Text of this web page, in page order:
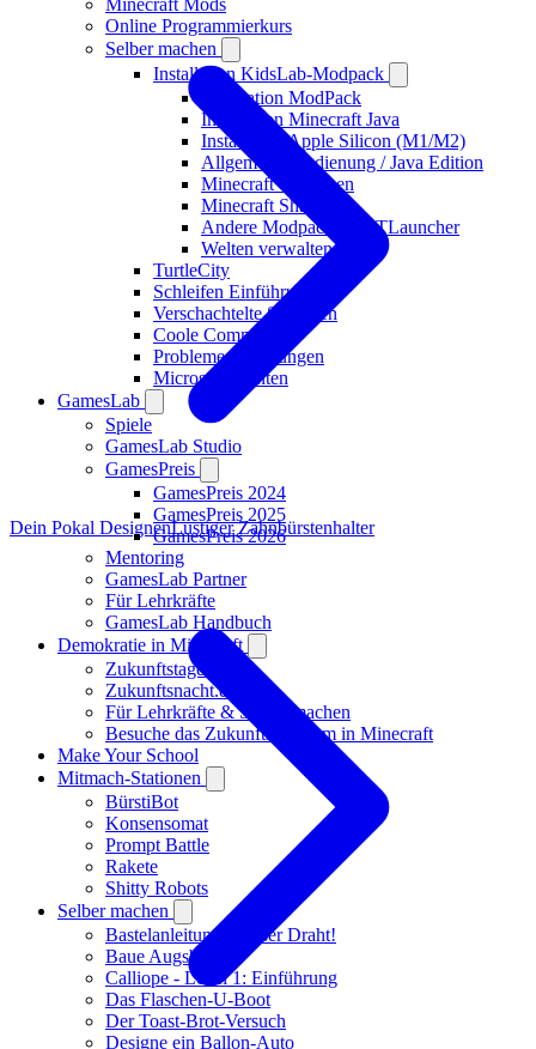
Minecraft Mods
Online Programmierkurs
Selber machen
Installation KidsLab-Modpack
Installation ModPack
Installation Minecraft Java
Installation Apple Silicon (M1/M2)
Allgemeine Bedienung / Java Edition
Minecraft Versionen
Minecraft Shader
Andere Modpacks in ATLauncher
Welten verwalten
TurtleCity
Schleifen Einführung
Verschachtelte Schleifen
Coole Commands
Probleme & Lösungen
Microsoft-Konten
GamesLab
Spiele
GamesLab Studio
GamesPreis
GamesPreis 2024
GamesPreis 2025
GamesPreis 2026
Mentoring
GamesLab Partner
Für Lehrkräfte
GamesLab Handbuch
Demokratie in Minecraft
Zukunftstage 2026
Zukunftsnacht.de
Für Lehrkräfte & Selber machen
Besuche das Zukunftsmuseum in Minecraft
Make Your School
Mitmach-Stationen
BürstiBot
Konsensomat
Prompt Battle
Rakete
Shitty Robots
Selber machen
Bastelanleitung: Heißer Draht!
Baue Augsburg
Calliope - Level 1: Einführung
Das Flaschen-U-Boot
Der Toast-Brot-Versuch
Designe ein Ballon-Auto
Dein Pokal DesignenLustiger Zahnbürstenhalter